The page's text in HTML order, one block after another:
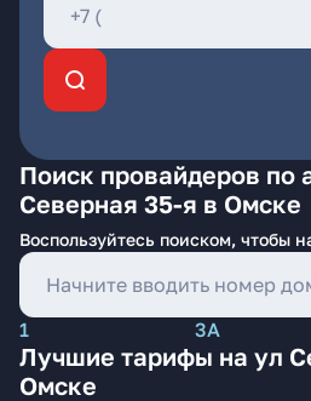
Поиск провайдеров по
Северная 35-я в Омске
Воспользуйтесь поиском, чтобы
1 3А
Лучшие тарифы на ул
Омске